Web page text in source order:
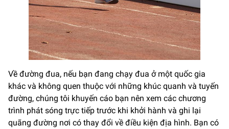
Về đường đua, nếu bạn đang chạy đua ở một quốc gia
khác và không quen thuộc với những khúc quanh và tuyến
đường, chúng tôi khuyến cáo bạn nên xem các chương
trình phát sóng trực tiếp trước khi khởi hành và ghi lại
quãng đường nơi có thay đổi về điều kiện địa hình. Bạn có